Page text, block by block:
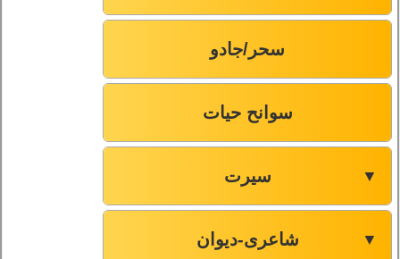
سحر/جادو
سوانح حیات
سیرت ▼
شاعری-دیوان ▼